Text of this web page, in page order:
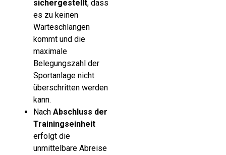
sichergestellt, dass
es zu keinen
Warteschlangen
kommt und die
maximale
Belegungszahl der
Sportanlage nicht
überschritten werden
kann.
Nach Abschluss der
Trainingseinheit
erfolgt die
unmittelbare Abreise